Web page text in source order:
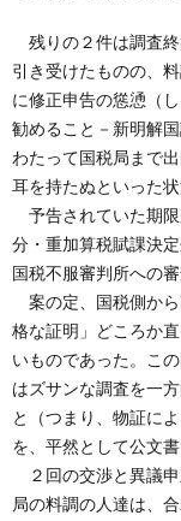
残りの２件は調査
引き受けたものの、
に修正申告の慫慂（
勧めること－新明解
わたって国税局まで
耳を持たぬといった
予告されていた期
分・重加算税賦課決
国税不服審判所への
案の定、国税側か
格な証明」どころか
いものであった。こ
はズサンな調査を一
と（つまり、物証に
を、平然として公文
２回の交渉と異議
局の料調の人達は、